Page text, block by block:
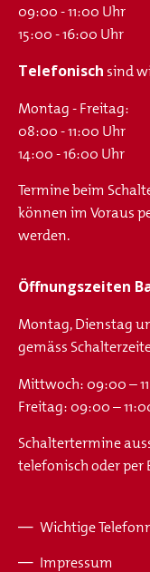
09:00 - 11:00 Uhr
15:00 - 16:00 Uhr
Telefonischsind
Montag - Freitag:
08:00 - 11:00 Uhr
14:00 - 16:00 Uhr
Termine beim
können im Voraus
werden.
Öffnungszeiten
Montag, Dienstag
gemäss
Mittwoch: 09:00 –
Freitag: 09:00 –
Schaltertermine
telefonisch oder per
Wichtige
Impressum